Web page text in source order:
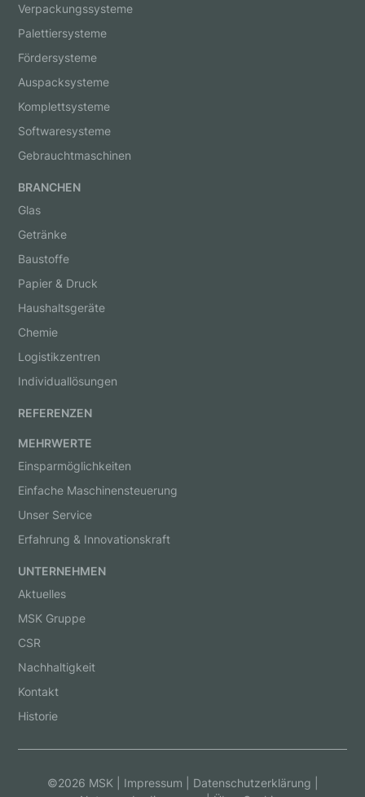
Verpackungssysteme
Palettiersysteme
Fördersysteme
Auspacksysteme
Komplettsysteme
Softwaresysteme
Gebrauchtmaschinen
BRANCHEN
Glas
Getränke
Baustoffe
Papier & Druck
Haushaltsgeräte
Chemie
Logistikzentren
Individuallösungen
REFERENZEN
MEHRWERTE
Einsparmöglichkeiten
Einfache Maschinensteuerung
Unser Service
Erfahrung & Innovationskraft
UNTERNEHMEN
Aktuelles
MSK Gruppe
CSR
Nachhaltigkeit
Kontakt
Historie
©2026 MSK | Impressum Datenschutzerklärung